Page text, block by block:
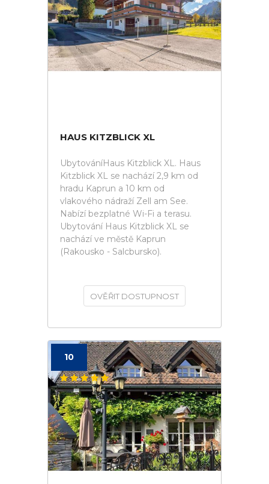
HAUS KITZBLICK XL
UbytováníHaus Kitzblick XL. Haus
Kitzblick XL se nachází 2,9 km od
hradu Kaprun a 10 km od
vlakového nádraží Zell am See.
Nabízí bezplatné Wi-Fi a terasu.
Ubytování Haus Kitzblick XL se
nachází ve městě Kaprun
(Rakousko - Salcbursko).
OVĚŘIT DOSTUPNOST
10